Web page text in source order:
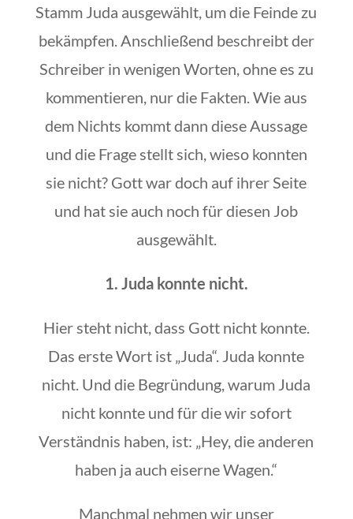
Stamm Juda ausgewählt, um die Feinde zu
bekämpfen. Anschließend beschreibt der
Schreiber in wenigen Worten, ohne es zu
kommentieren, nur die Fakten. Wie aus
dem Nichts kommt dann diese Aussage
und die Frage stellt sich, wieso konnten
sie nicht? Gott war doch auf ihrer Seite
und hat sie auch noch für diesen Job
ausgewählt.
1. Juda konnte nicht.
Hier steht nicht, dass Gott nicht konnte.
Das erste Wort ist „Juda“. Juda konnte
nicht. Und die Begründung, warum Juda
nicht konnte und für die wir sofort
Verständnis haben, ist: „Hey, die anderen
haben ja auch eiserne Wagen.“
Manchmal nehmen wir unser